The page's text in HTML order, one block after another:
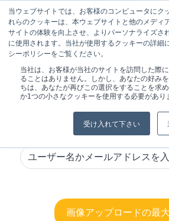
当ウェブサイトでは、お客様のコンピュータにク
れらのクッキーは、本ウェブサイトと他のメディ
サイトの体験を向上させ、よりパーソナライズさ
に使用されます。当社が使用するクッキーの詳細
シーポリシーをご覧ください。
当社は、お客様が当社のサイトを訪問した際
ることはありません。しかし、あなたの好み
ちは、あなたが再びこの選択をすることを求
か1つの小さなクッキーを使用する必要があり
受け入れて下さい
現在位置: ホーム / パスワードリセット
画質